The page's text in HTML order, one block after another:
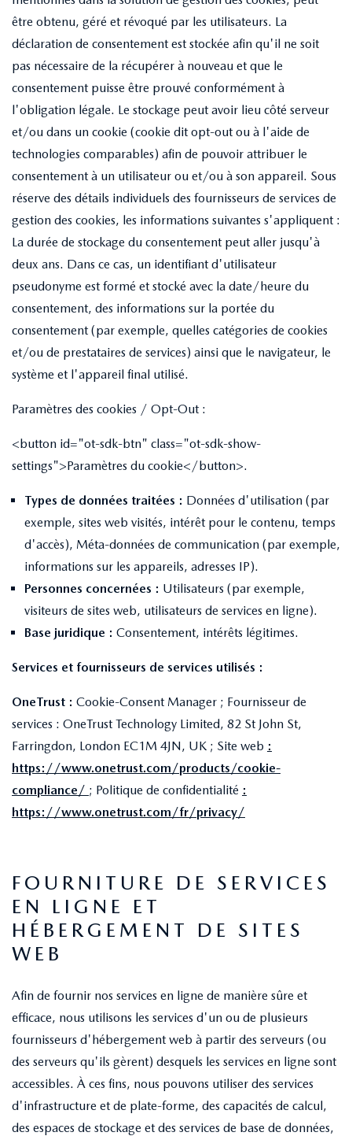
être obtenu, géré et révoqué par les utilisateurs. La
déclaration de consentement est stockée afin qu'il ne soit
pas nécessaire de la récupérer à nouveau et que le
consentement puisse être prouvé conformément à
l'obligation légale. Le stockage peut avoir lieu côté serveur
et/ou dans un cookie (cookie dit opt-out ou à l'aide de
technologies comparables) afin de pouvoir attribuer le
consentement à un utilisateur ou et/ou à son appareil. Sous
réserve des détails individuels des fournisseurs de services de
gestion des cookies, les informations suivantes s'appliquent :
La durée de stockage du consentement peut aller jusqu'à
deux ans. Dans ce cas, un identifiant d'utilisateur
pseudonyme est formé et stocké avec la date/heure du
consentement, des informations sur la portée du
consentement (par exemple, quelles catégories de cookies
et/ou de prestataires de services) ainsi que le navigateur, le
système et l'appareil final utilisé.
Paramètres des cookies / Opt-Out :
<button id="ot-sdk-btn" class="ot-sdk-show-
settings">Paramètres du cookie</button>.
Types de données traitées : Données d'utilisation (par
exemple, sites web visités, intérêt pour le contenu, temps
d'accès), Méta-données de communication (par exemple,
informations sur les appareils, adresses IP).
Personnes concernées : Utilisateurs (par exemple,
visiteurs de sites web, utilisateurs de services en ligne).
Base juridique : Consentement, intérêts légitimes.
Services et fournisseurs de services utilisés :
OneTrust : Cookie-Consent Manager ; Fournisseur de
services : OneTrust Technology Limited, 82 St John St,
Farringdon, London EC1M 4JN, UK ; Site web :
https://www.onetrust.com/products/cookie-
compliance/ ; Politique de confidentialité :
https://www.onetrust.com/fr/privacy/
FOURNITURE DE SERVICES
EN LIGNE ET
HÉBERGEMENT DE SITES
WEB
Afin de fournir nos services en ligne de manière sûre et
efficace, nous utilisons les services d'un ou de plusieurs
fournisseurs d'hébergement web à partir des serveurs (ou
des serveurs qu'ils gèrent) desquels les services en ligne sont
accessibles. À ces fins, nous pouvons utiliser des services
d'infrastructure et de plate-forme, des capacités de calcul,
des espaces de stockage et des services de base de données,